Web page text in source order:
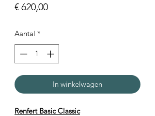
€ 620,00Prijs
Aantal *
In winkelwagen
Renfert Basic Classic